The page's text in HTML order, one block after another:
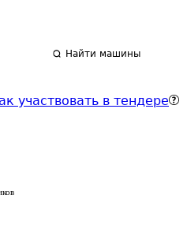
Найти машины
участвовать в тендере